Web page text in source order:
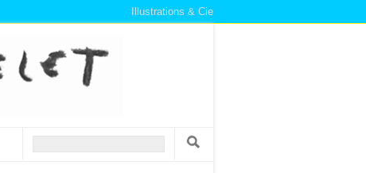
Illustrations & Cie